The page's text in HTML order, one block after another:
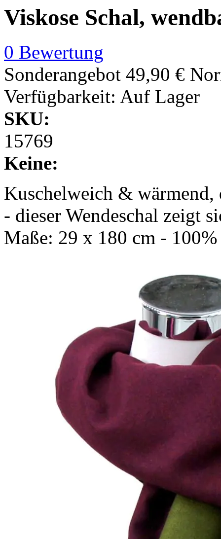
Viskose Schal,
0 Bewertung
Sonderangebot 49,90 €
Verfügbarkeit: Auf Lager
SKU:
15769
Keine:
Kuschelweich &
- dieser Wendeschal zeigt
Maße: 29 x 180 cm -